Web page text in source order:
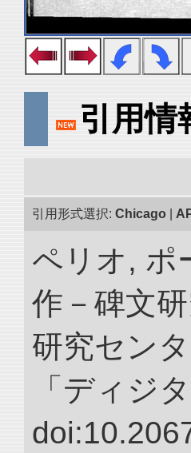
引用情
引用形式選択: Chicago
ペリオ, ポ
作－碑文
研究セン
「ディジ